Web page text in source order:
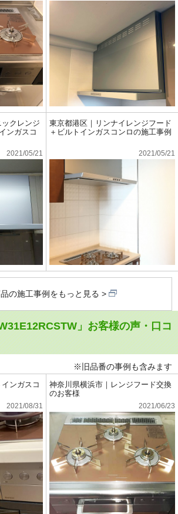
クレンジ
ンガスコ
2021/05/21
東京都港区｜リンナイレンジフード
＋ビルトインガスコンロの施工事例
2021/05/21
の施工事例をもっと見る
」お客様の声・口コ
※旧品番の事例も含みます
ンガスコ
2021/08/31
神奈川県横浜市｜レンジフード交換
のお客様
2021/06/23